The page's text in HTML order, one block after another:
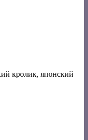
кролик, японский